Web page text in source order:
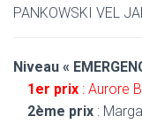
PANKOWSKI VEL
Niveau «
1er prix : Aurore
2ème prix :